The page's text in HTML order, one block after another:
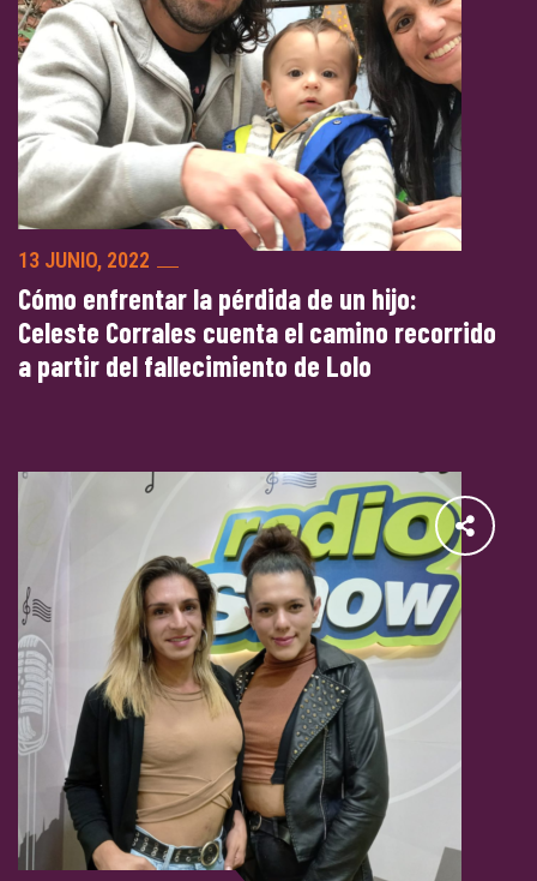
13 JUNIO, 2022
Cómo enfrentar la pérdida de un hijo:
Celeste Corrales cuenta el camino recorrido
a partir del fallecimiento de Lolo